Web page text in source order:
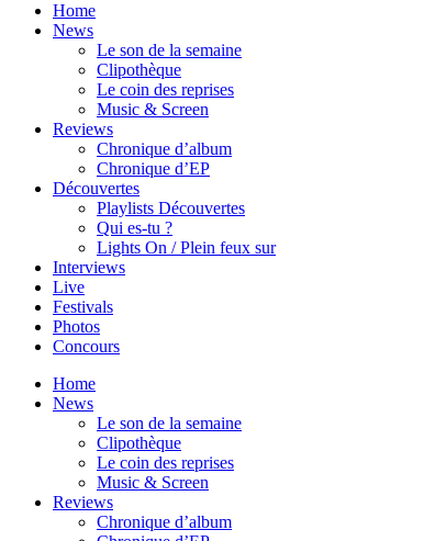
Home
News
Le son de la semaine
Clipothèque
Le coin des reprises
Music & Screen
Reviews
Chronique d’album
Chronique d’EP
Découvertes
Playlists Découvertes
Qui es-tu ?
Lights On / Plein feux sur
Interviews
Live
Festivals
Photos
Concours
Home
News
Le son de la semaine
Clipothèque
Le coin des reprises
Music & Screen
Reviews
Chronique d’album